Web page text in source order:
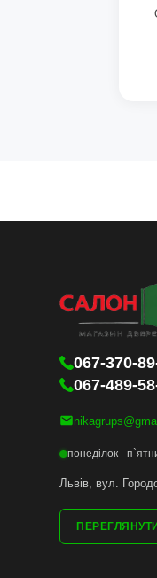
067-370-
067-489-
понеділок -
Львів, вул.